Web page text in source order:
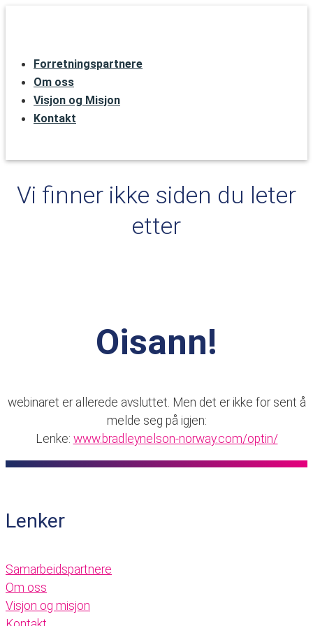
Forretningspartnere
Om oss
Visjon og Misjon
Kontakt
Vi finner ikke siden du leter
etter
Oisann!
webinaret er allerede avsluttet. Men det er ikke for sent å
melde seg på igjen:
Lenke: www.bradleynelson-norway.com/optin/
Lenker
Samarbeidspartnere
Om oss
Visjon og misjon